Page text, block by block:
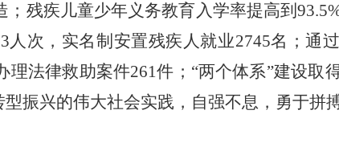
残疾儿童少年义务教育入学率提高到
次，实名制安置残疾人就业2745名；通
法律救助案件261件；“两个体系”建设取
振兴的伟大社会实践，自强不息，勇于拼